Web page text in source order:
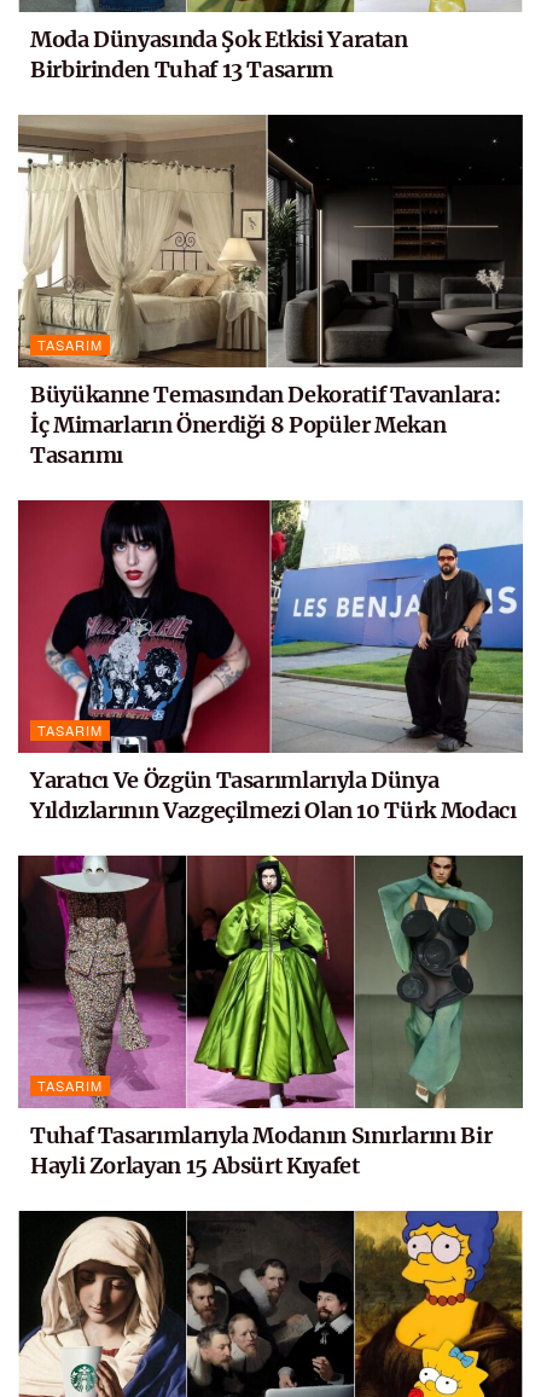
Moda Dünyasında Şok Etkisi Yaratan
Birbirinden Tuhaf 13 Tasarım
TASARIM
Büyükanne Temasından Dekoratif Tavanlara:
İç Mimarların Önerdiği 8 Popüler Mekan
Tasarımı
TASARIM
Yaratıcı Ve Özgün Tasarımlarıyla Dünya
Yıldızlarının Vazgeçilmezi Olan 10 Türk Modacı
TASARIM
Tuhaf Tasarımlarıyla Modanın Sınırlarını Bir
Hayli Zorlayan 15 Absürt Kıyafet